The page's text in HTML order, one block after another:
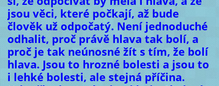
jsou věci, které počkají, až bude
člověk už odpočatý. Není jednoduché
odhalit, proč právě hlava tak bolí, a
proč je tak neúnosné žít s tím, že bolí
hlava. Jsou to hrozné bolesti a jsou to
i lehké bolesti, ale stejná příčina.